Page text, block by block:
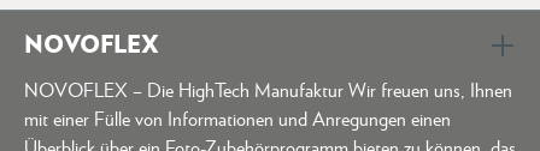
NOVOFLEX
NOVOFLEX – Die HighTech Manufaktur Wir freuen uns, Ihnen
mit einer Fülle von Informationen und Anregungen einen